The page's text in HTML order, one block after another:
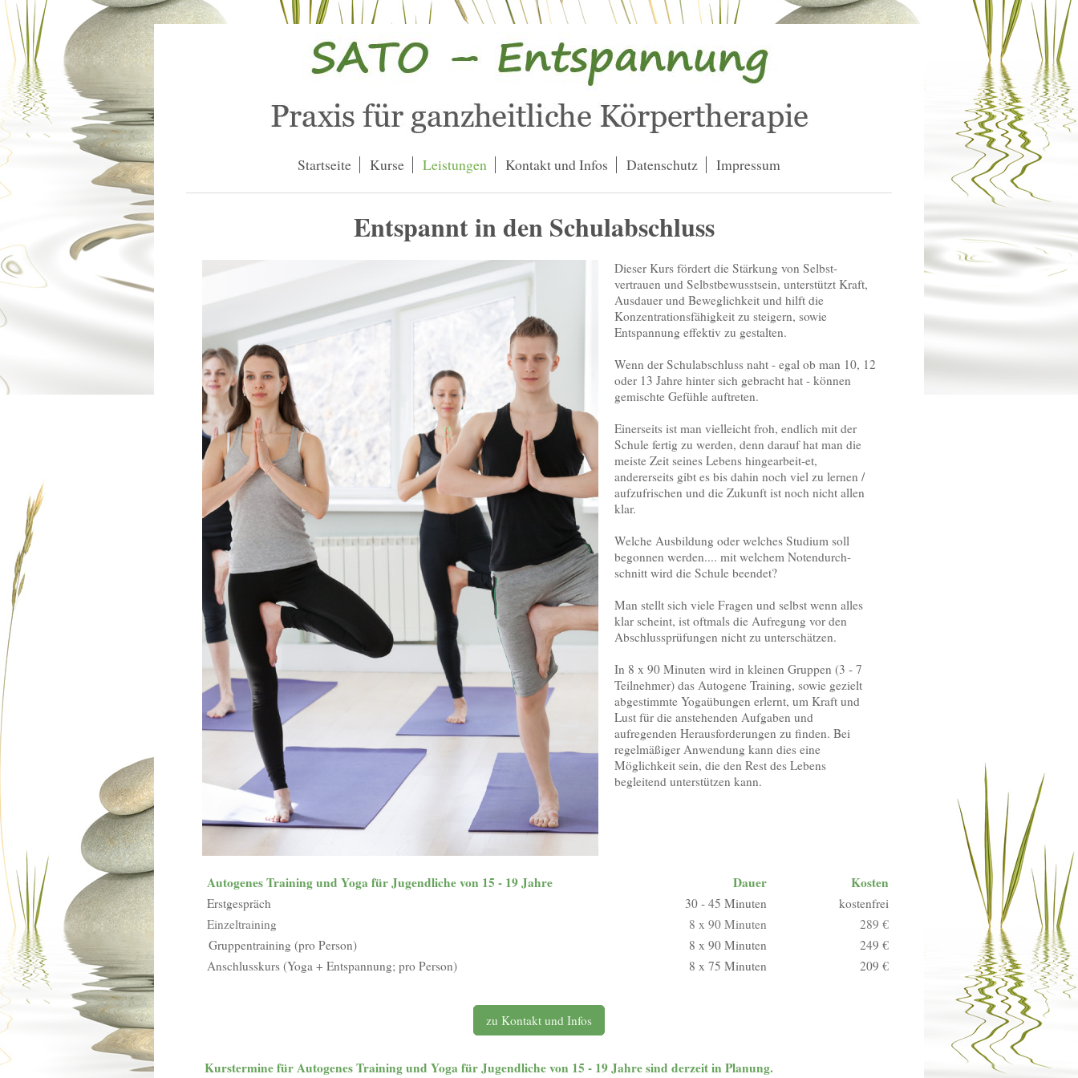
Startseite Kurse Leistungen Kontakt und Infos Datenschutz Impressum
Entspannt in den Schulabschluss
Dieser Kurs fördert die Stärkung von Selbst-
vertrauen und Selbstbewusstsein, unterstützt Kraft,
Ausdauer und Beweglichkeit und hilft die
Konzentrationsfähigkeit zu steigern, sowie
Entspannung effektiv zu gestalten.
Wenn der Schulabschluss naht - egal ob man 10, 12
oder 13 Jahre hinter sich gebracht hat - können
gemischte Gefühle auftreten.
Einerseits ist man vielleicht froh, endlich mit der
Schule fertig zu werden, denn darauf hat man die
meiste Zeit seines Lebens hingearbeit-et,
andererseits gibt es bis dahin noch viel zu lernen /
aufzufrischen und die Zukunft ist noch nicht allen
klar.
Welche Ausbildung oder welches Studium soll
begonnen werden.... mit welchem Notendurch-
schnitt wird die Schule beendet?
Man stellt sich viele Fragen und selbst wenn alles
klar scheint, ist oftmals die Aufregung vor den
Abschlussprüfungen nicht zu unterschätzen.
In 8 x 90 Minuten wird in kleinen Gruppen (3 - 7
Teilnehmer) das Autogene Training, sowie gezielt
abgestimmte Yogaübungen erlernt, um Kraft und
Lust für die anstehenden Aufgaben und
aufregenden Herausforderungen zu finden. Bei
regelmäßiger Anwendung kann dies eine
Möglichkeit sein, die den Rest des Lebens
begleitend unterstützen kann.
Autogenes Training und Yoga für Jugendliche von 15 - 19 Jahre Dauer Kosten
Erstgespräch 30 - 45 Minuten
kostenfrei
Einzeltraining
8 x 90 Minuten
289 €
Gruppentraining (pro Person)
8 x 90 Minuten
249 €
Anschlusskurs (Yoga + Entspannung; pro Person)
8 x 75 Minuten 209 €
zu Kontakt und Infos
Kurstermine für Autogenes Training und Yoga für Jugendliche von 15 - 19 Jahre sind derzeit in Planung.